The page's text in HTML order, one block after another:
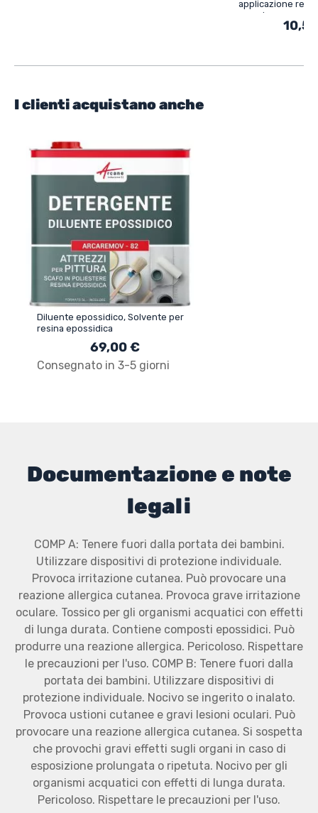
applicazione
vernice e
I clienti acquistano anche
Diluente epossidico, Solvente per
resina epossidica
69,00 €
Consegnato in 3-5 giorni
Documentazione e note
legali
COMP A: Tenere fuori dalla portata dei bambini.
Utilizzare dispositivi di protezione individuale.
Provoca irritazione cutanea. Può provocare una
reazione allergica cutanea. Provoca grave irritazione
oculare. Tossico per gli organismi acquatici con effetti
di lunga durata. Contiene composti epossidici. Può
produrre una reazione allergica. Pericoloso. Rispettare
le precauzioni per l'uso. COMP B: Tenere fuori dalla
portata dei bambini. Utilizzare dispositivi di
protezione individuale. Nocivo se ingerito o inalato.
Provoca ustioni cutanee e gravi lesioni oculari. Può
provocare una reazione allergica cutanea. Si sospetta
che provochi gravi effetti sugli organi in caso di
esposizione prolungata o ripetuta. Nocivo per gli
organismi acquatici con effetti di lunga durata.
Pericoloso. Rispettare le precauzioni per l'uso.